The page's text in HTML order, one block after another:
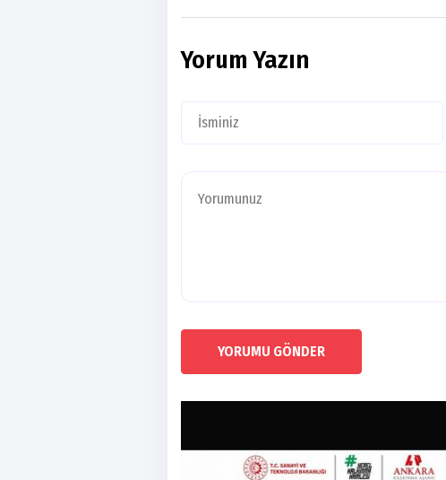
Yorum Yazın
YORUMU GÖNDER